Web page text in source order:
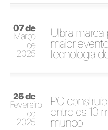
07 de
Março
de
2025
Ulbra
maior
tecnologia
25 de
Fevereiro
de
2025
PC
entre os 10
mundo